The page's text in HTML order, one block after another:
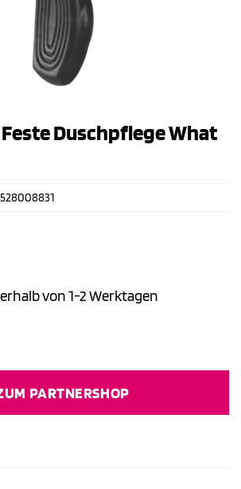
Feste Duschpflege What
von 1-2 Werktagen
PARTNERSHOP